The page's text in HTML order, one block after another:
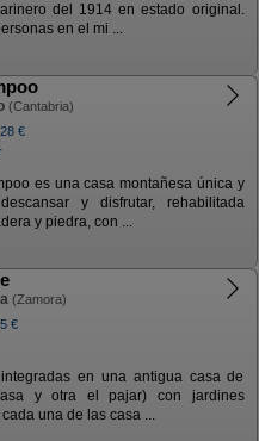
del 1914 en estado original.
en el mi ...
(Cantabria)
28 €
es una casa montañesa única y
y disfrutar, rehabilitada
y piedra, con ...
(Zamora)
€
en una antigua casa de
y otra el pajar) con jardines
una de las casa ...